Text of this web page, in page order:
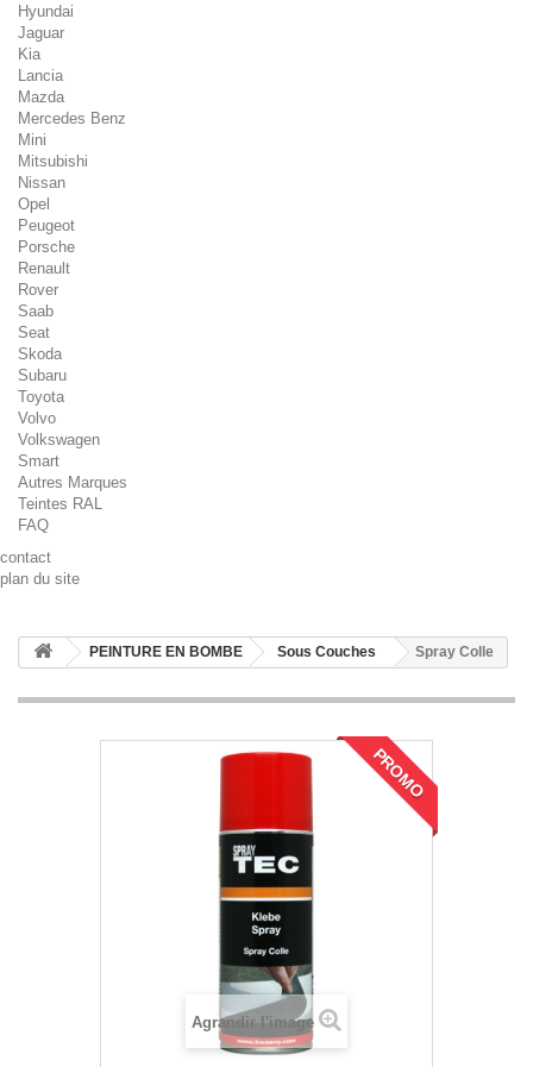
Hyundai
Jaguar
Kia
Lancia
Mazda
Mercedes Benz
Mini
Mitsubishi
Nissan
Opel
Peugeot
Porsche
Renault
Rover
Saab
Seat
Skoda
Subaru
Toyota
Volvo
Volkswagen
Smart
Autres Marques
Teintes RAL
FAQ
contact
plan du site
PEINTURE EN BOMBE Sous Couches Spray Colle
PROMO
Agrandir l'image